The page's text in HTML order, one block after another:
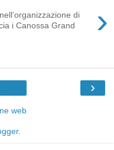
›
di
i Canossa Grand
›
web
.